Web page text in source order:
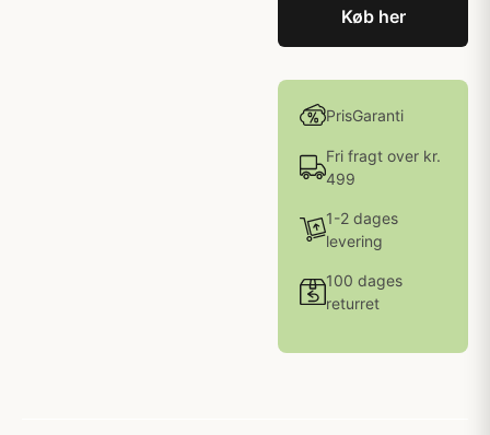
Køb her
PrisGaranti
Fri fragt over kr.
499
1-2 dages
levering
100 dages
returret